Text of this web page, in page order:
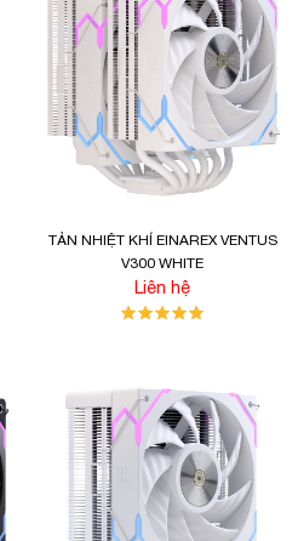
TẢN NHIỆT KHÍ EINAREX VENTUS
V300 WHITE
Liên hệ